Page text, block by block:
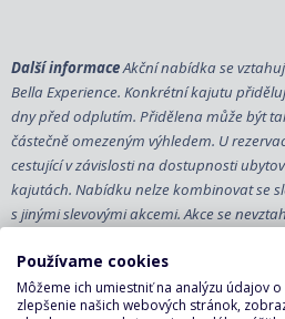
Další informaceAkční nabídka se
Bella Experience. Konkrétní kajutu
dny před odplutím. Přidělena může být
částečně omezeným výhledem. U
cestující v závislosti na dostupnosti
kajutách. Nabídku nelze kombinovat se
s jinými slevovými akcemi. Akce se
Destinácie
nerozhoduje
Používame cookies
Môžeme ich umiestniť na analýzu údajov
zlepšenie našich webových stránok,